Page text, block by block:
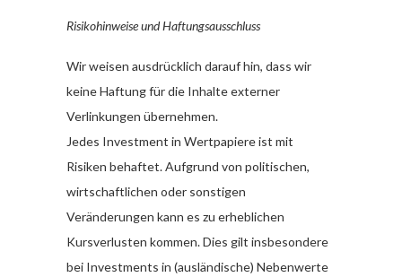
Risikohinweise und Haftungsausschluss
Wir weisen ausdrücklich darauf hin, dass wir
keine Haftung für die Inhalte externer
Verlinkungen übernehmen.
Jedes Investment in Wertpapiere ist mit
Risiken behaftet. Aufgrund von politischen,
wirtschaftlichen oder sonstigen
Veränderungen kann es zu erheblichen
Kursverlusten kommen. Dies gilt insbesondere
bei Investments in (ausländische) Nebenwerte